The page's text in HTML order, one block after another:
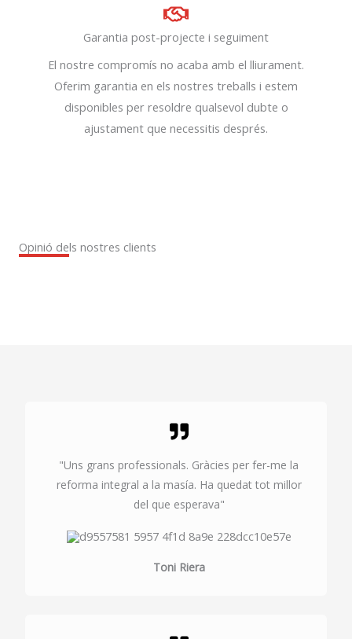
Garantia post-projecte i seguiment
El nostre compromís no acaba amb el lliurament.
Oferim garantia en els nostres treballs i estem
disponibles per resoldre qualsevol dubte o
ajustament que necessitis després.
Opinió dels nostres clients
"Uns grans professionals. Gràcies per fer-me la
reforma integral a la masía. Ha quedat tot millor
del que esperava"
Toni Riera